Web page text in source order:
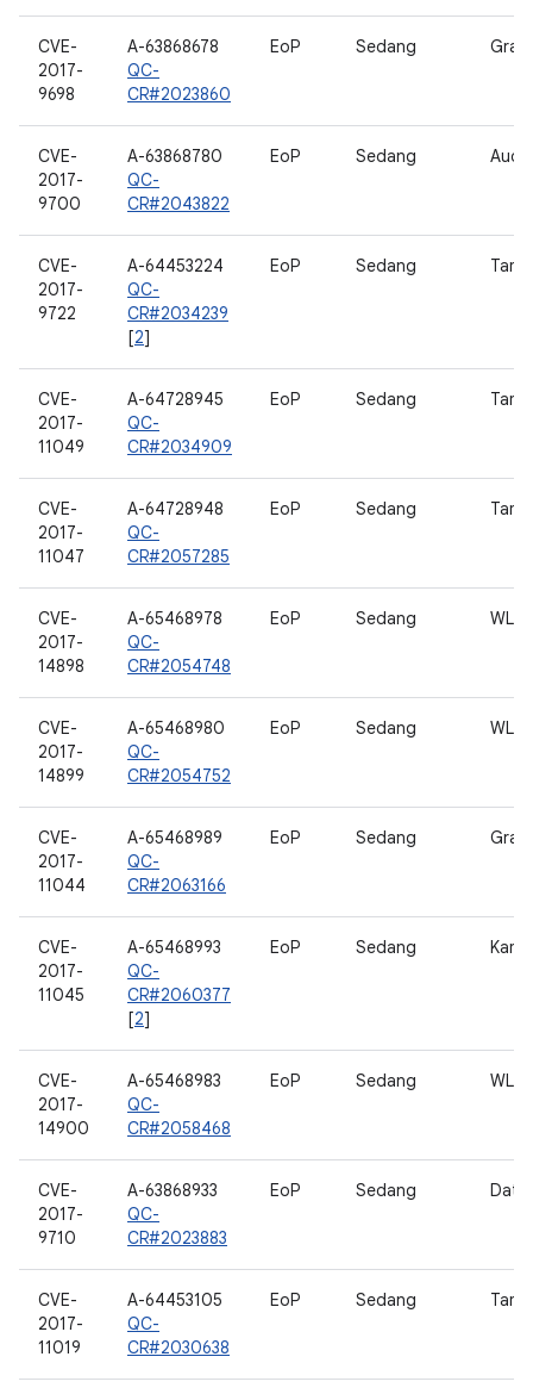
CVE-
2017-
9698
A-63868678
QC-
CR#2023860
EoP Sedang
CVE-
2017-
9700
A-63868780
QC-
CR#2043822
EoP Sedang
CVE-
2017-
9722
A-64453224
QC-
CR#2034239
[2]
EoP Sedang
CVE-
2017-
11049
A-64728945
QC-
CR#2034909
EoP Sedang
CVE-
2017-
11047
A-64728948
QC-
CR#2057285
EoP Sedang
CVE-
2017-
14898
A-65468978
QC-
CR#2054748
EoP Sedang
CVE-
2017-
14899
A-65468980
QC-
CR#2054752
EoP Sedang
CVE-
2017-
11044
A-65468989
QC-
CR#2063166
EoP Sedang
CVE-
2017-
11045
A-65468993
QC-
CR#2060377
[2]
EoP Sedang
CVE-
2017-
14900
A-65468983
QC-
CR#2058468
EoP Sedang
CVE-
2017-
9710
A-63868933
QC-
CR#2023883
EoP Sedang Data
CVE-
2017-
11019
A-64453105
QC-
CR#2030638
EoP Sedang